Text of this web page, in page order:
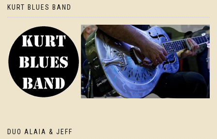
KURT BLUES BAND
DUO ALAIA & JEFF